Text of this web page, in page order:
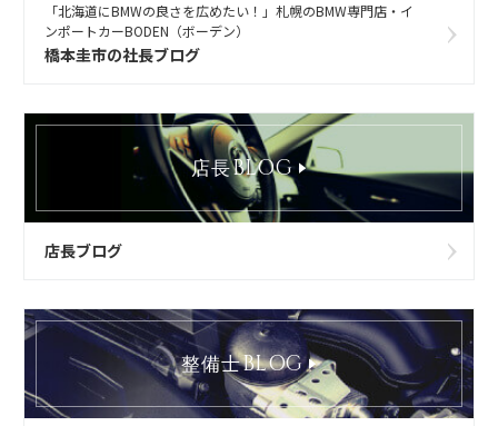
「北海道にBMWの良さを広めたい！」札幌のBMW専門店・イ
ンポートカーBODEN（ボーデン）
橋本圭市の社長ブログ
店長BLOG
店長ブログ
整備士BLOG